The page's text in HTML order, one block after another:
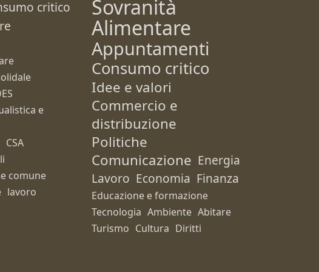
critico
e
CSA
comune
lavoro
Sovranità
Alimentare
Appuntamenti
Consumo critico
Idee e valori
Commercio e
distribuzione
Politiche
Comunicazione Energia
Lavoro Economia Finanza
Educazione e formazione
Tecnologia Ambiente Abitare
Turismo Cultura Diritti